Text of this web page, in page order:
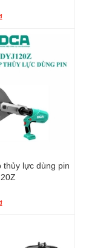
thủy lực dùng pin